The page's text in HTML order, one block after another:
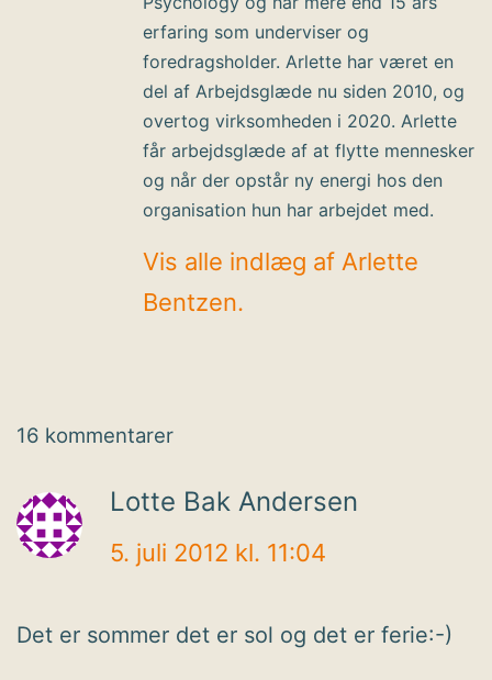
erfaring som underviser og
foredragsholder. Arlette har været en
del af Arbejdsglæde nu siden 2010, og
overtog virksomheden i 2020. Arlette
får arbejdsglæde af at flytte mennesker
og når der opstår ny energi hos den
organisation hun har arbejdet med.
Vis alle indlæg af Arlette
Bentzen.
16 kommentarer
Lotte Bak Andersen
5. juli 2012 kl. 11:04
Det er sommer det er sol og det er ferie:-)